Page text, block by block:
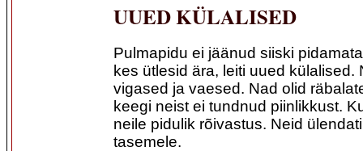
UUED KÜLALISED
Pulmapidu ei jäänud siiski
kes ütlesid ära, leiti uued külalised.
vigased ja vaesed. Nad olid
keegi neist ei tundnud piinlikkust.
neile pidulik rõivastus. Neid
tasemele.